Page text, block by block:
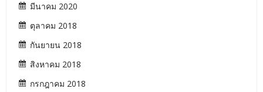
มีนาคม 2020
ตุลาคม 2018
กันยายน 2018
สิงหาคม 2018
กรกฎาคม 2018